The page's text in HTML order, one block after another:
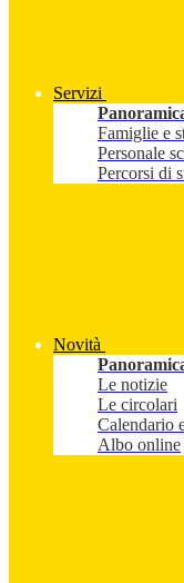
Servizi
Famiglie e
Personale
Percorsi di
Novità
Le notizie
Le circolari
Calendario
Albo online